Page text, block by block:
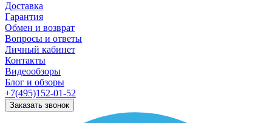
Доставка
Гарантия
Обмен и возврат
Вопросы и ответы
Личный кабинет
Контакты
Видеообзоры
Блог и обзоры
+7(495)152-01-52
Заказать звонок